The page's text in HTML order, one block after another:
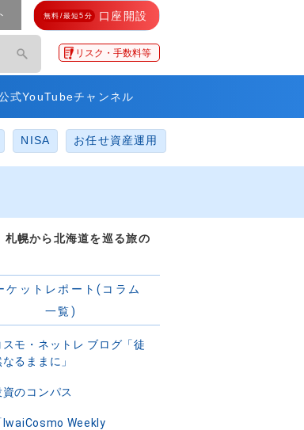
トレ」
無料/最短5分 口座開設
リスク・手数料等
式YouTubeチャンネル
NISA お任せ資産運用
幌から北海道を巡る旅の
ケットレポート(コラム
一覧)
スモ・ネットレ ブログ「徒
なるままに」
資のコンパス
IwaiCosmo Weekly